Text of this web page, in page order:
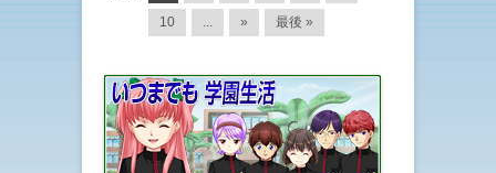
10 ... » 最後 »